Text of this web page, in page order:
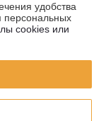
удобства
персональных
cookies или